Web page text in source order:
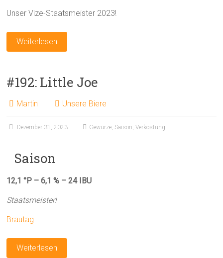
Unser Vize-Staatsmeister 2023!
Weiterlesen
#192: Little Joe
Martin Unsere Biere
Dezember 31, 2023 Gewürze, Saison,Verkostung
Saison
12,1 °P – 6,1 % – 24 IBU
Staatsmeister!
Brautag
Weiterlesen